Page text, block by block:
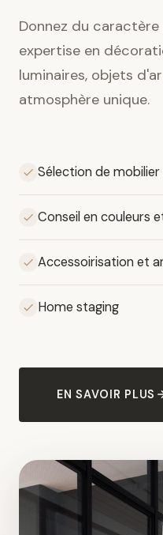
Donnez du
expertise en
luminaires, objets
atmosphère unique.
Sélection de
Conseil en couleurs
Accessoirisation et
Home staging
EN SAVOIR PLUS
04